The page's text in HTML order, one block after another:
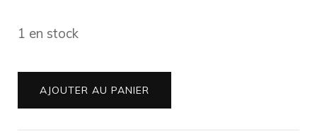
1 en stock
quantité
bracelet
AJOUTER AU PANIER